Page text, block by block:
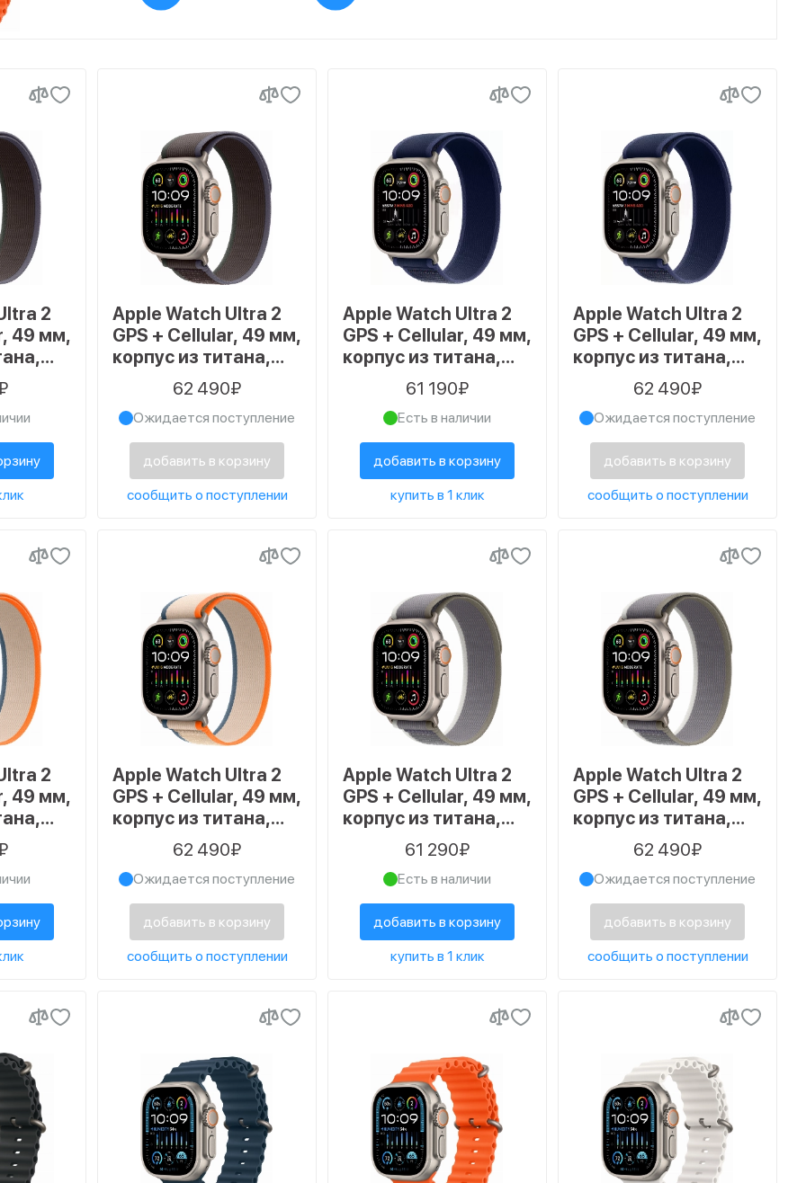
2
49 мм,
S/M
Apple Watch Ultra 2
GPS + Cellular, 49 мм,
корпус из титана,
ремешок Trail
синего/черного
цвета, размер M/L
62 490₽
Ожидается поступление
добавить в корзину
сообщить о поступлении
Apple Watch Ultra 2
GPS + Cellular, 49 мм,
корпус из титана,
ремешок Trail синего
цвета, размер S/M
61 190₽
Есть в наличии
добавить в корзину
купить в 1 клик
Apple Watch Ultra 2
GPS + Cellular, 49 мм,
корпус из титана,
ремешок Trail синего
цвета, размер M/L
62 490₽
Ожидается поступление
добавить в корзину
сообщить о поступлении
2
49 мм,
Apple Watch Ultra 2
GPS + Cellular, 49 мм,
корпус из титана,
ремешок Trail
оранжевого/
бежевого цвета,
размер M/L
62 490₽
Ожидается поступление
добавить в корзину
сообщить о поступлении
Apple Watch Ultra 2
GPS + Cellular, 49 мм,
корпус из титана,
ремешок Trail
зеленого/серого
цвета, размер S/M
61 290₽
Есть в наличии
добавить в корзину
купить в 1 клик
Apple Watch Ultra 2
GPS + Cellular, 49 мм,
корпус из титана,
ремешок Trail
зеленого/серого
цвета, размер M/L
62 490₽
Ожидается поступление
добавить в корзину
сообщить о поступлении